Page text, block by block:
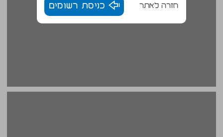
חזרה לאתר כניסת רשומים